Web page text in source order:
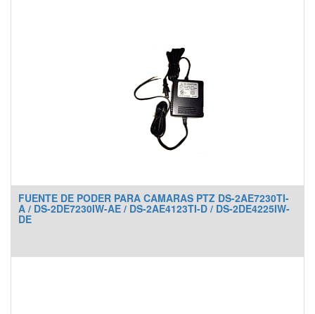
FUENTE DE PODER PARA CAMARAS PTZ DS-2AE7230TI-
A / DS-2DE7230IW-AE / DS-2AE4123TI-D / DS-2DE4225IW-
DE